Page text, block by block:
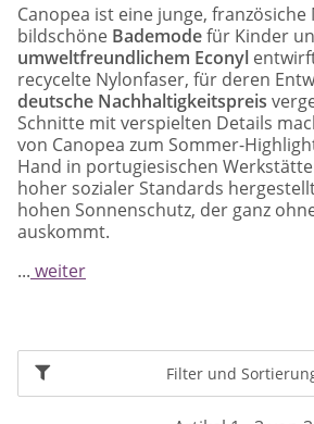
Canopea ist eine junge, französiche
bildschöne Bademodefür Kinder
umweltfreundlichem Econyl
recycelte Nylonfaser, für deren
deutsche Nachhaltigkeitspreis
Schnitte mit verspielten Details
von Canopea zum Sommer-
Hand in portugiesischen
hoher sozialer Standards
hohen Sonnenschutz, der ganz
auskommt.
... weiter
Filter und